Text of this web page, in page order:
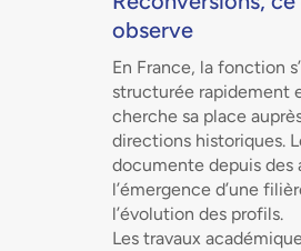
observe
En France, la fonction
structurée rapidement
cherche sa place
directions historiques.
documente depuis des
l’émergence d’une
l’évolution des profils.
Les travaux